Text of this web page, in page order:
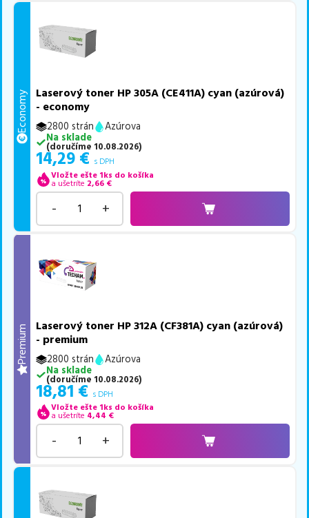
Economy
Laserový toner HP 305A (CE411A) cyan (azúrová)
- economy
2800 strán
Azúrova
Na sklade
(doručíme 10.08.2026)
14,29 € s DPH
Vložte ešte 1ks do košíka
a ušetríte 2,66 €
- +
Premium
Laserový toner HP 312A (CF381A) cyan (azúrová)
- premium
2800 strán
Azúrova
Na sklade
(doručíme 10.08.2026)
18,81 € s DPH
Vložte ešte 1ks do košíka
a ušetríte 4,44 €
- +